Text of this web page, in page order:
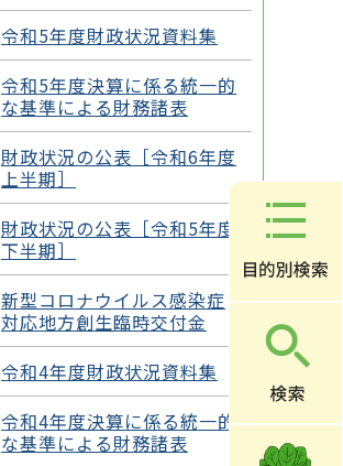
令和5年度財政状況資料集
令和5年度決算に係る統一的
な基準による財務諸表
財政状況の公表［令和6年度
上半期］
財政状況の公表［令和5年度
下半期］
新型コロナウイルス感染症
対応地方創生臨時交付金
令和4年度財政状況資料集
令和4年度決算に係る統一的
な基準による財務諸表